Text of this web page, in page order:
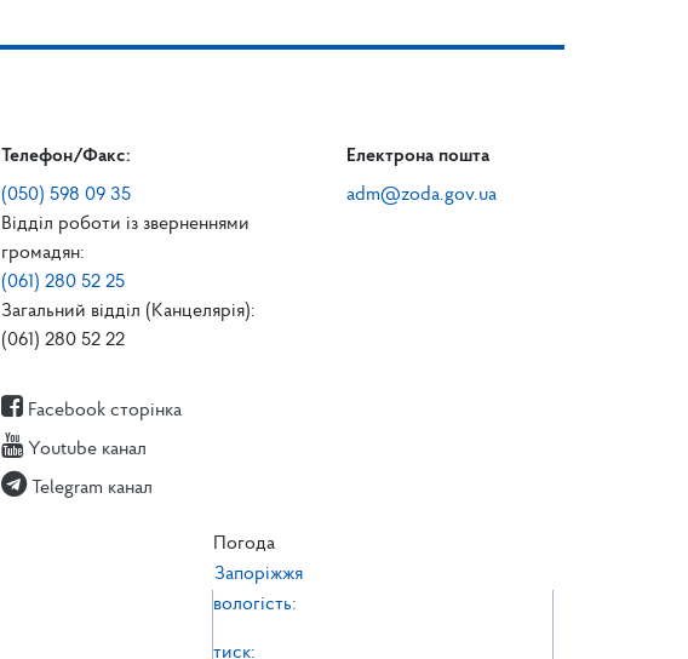
Телефон/Факс:
(050) 598 09 35
Відділ роботи із зверненнями
громадян:
(061) 280 52 25
Загальний відділ (Канцелярія):
(061) 280 52 22
Електрона пошта
adm@zoda.gov.ua
Facebook сторінка
Youtube канал
Telegram канал
Погода
Запоріжжя
вологість:
тиск: